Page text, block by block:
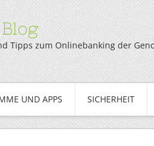
Tipps zum Onlinebanking der
UND APPS SICHERHEIT